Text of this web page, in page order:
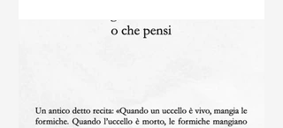
silenziosamente condurre dalla